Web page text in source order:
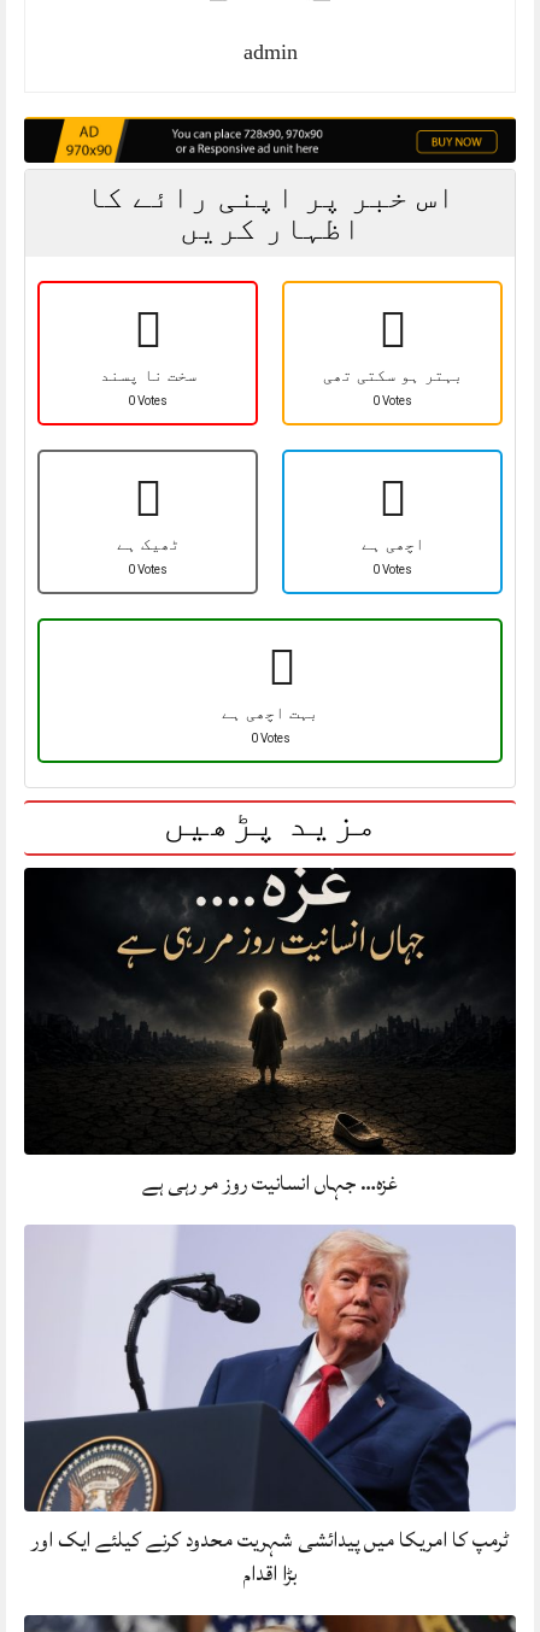
admin
اس خبر پر اپنی رائے کا
اظہار کریں
سخت نا پسند
0 Votes
بہتر ہو سکتی تھی
0 Votes
ٹھیک ہے
0 Votes
اچھی ہے
0 Votes
بہت اچھی ہے
0 Votes
مزید پڑھیں
غزہ… جہاں انسانیت روز مر رہی ہے
ٹرمپ کا امریکا میں پیدائشی شہریت محدود کرنے کیلئے ایک اور
بڑا اقدام